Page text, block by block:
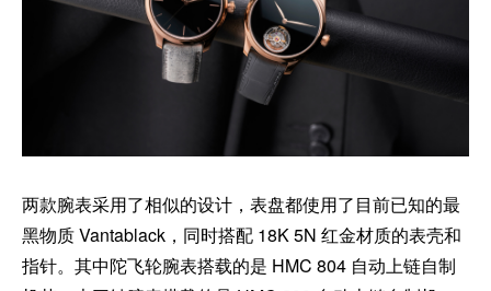
两款腕表采用了相似的设计，表盘都使用了目前已知的最
黑物质 Vantablack，同时搭配 18K 5N 红金材质的表壳和
指针。其中陀飞轮腕表搭载的是 HMC 804 自动上链自制